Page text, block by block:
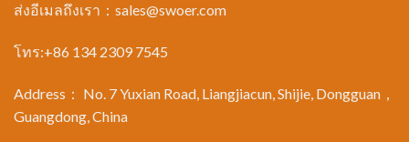
ส่งอีเมลถึงเรา： sales@swoer.com
โทร:+86 134 2309 7545
Address： No. 7 Yuxian Road, Liangjiacun, Shijie, Dongguan，
Guangdong, China